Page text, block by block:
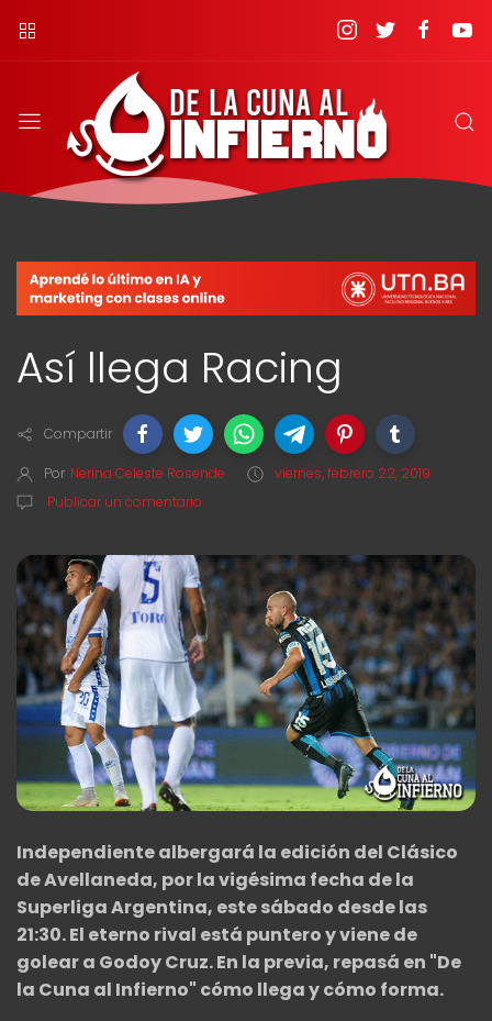
Así llega Racing
Compartir
Por Nerina Celeste Rosende
viernes, febrero 22, 2019
Publicar un comentario
Independiente albergará la edición del Clásico
de Avellaneda, por la vigésima fecha de la
Superliga Argentina, este sábado desde las
21:30. El eterno rival está puntero y viene de
golear a Godoy Cruz. En la previa, repasá en "De
la Cuna al Infierno" cómo llega y cómo forma.